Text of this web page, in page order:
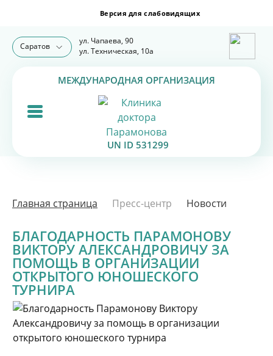
Саратов
ул. Чапаева, 90
ул. Техническая, 10а
МЕЖДУНАРОДНАЯ ОРГАНИЗАЦИЯ
UN ID 531299
Главная страница Пресс-центр Новости
БЛАГОДАРНОСТЬ ПАРАМОНОВУ
ВИКТОРУ АЛЕКСАНДРОВИЧУ ЗА
ПОМОЩЬ В ОРГАНИЗАЦИИ
ОТКРЫТОГО ЮНОШЕСКОГО
ТУРНИРА